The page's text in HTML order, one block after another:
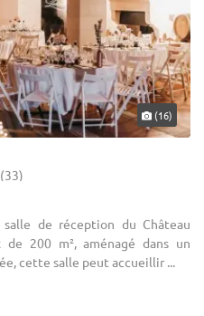
(16)
de réception du Château
de 200 m², aménagé dans un
cette salle peut accueillir ...